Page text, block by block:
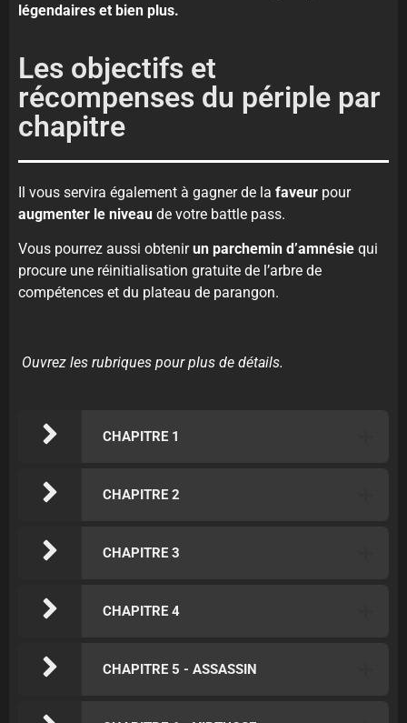
légendaires et bien plus.
Les objectifs et
récompenses du périple par
chapitre
Il vous servira également à gagner de la faveur pour
augmenter le niveau de votre battle pass.
Vous pourrez aussi obtenirun parchemin d’amnésie qui
procure une réinitialisation gratuite de l’arbre de
compétences et du plateau de parangon.
Ouvrez les rubriques pour plus de détails.
CHAPITRE 1
CHAPITRE 2
CHAPITRE 3
CHAPITRE 4
CHAPITRE 5 - ASSASSIN